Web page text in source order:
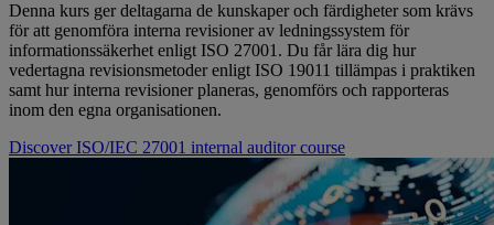
Denna kurs ger deltagarna de kunskaper och färdigheter som krävs
för att genomföra interna revisioner av ledningssystem för
informationssäkerhet enligt ISO 27001. Du får lära dig hur
vedertagna revisionsmetoder enligt ISO 19011 tillämpas i praktiken
samt hur interna revisioner planeras, genomförs och rapporteras
inom den egna organisationen.
Discover ISO/IEC 27001 internal auditor course